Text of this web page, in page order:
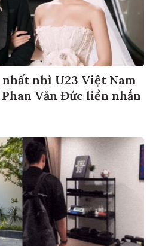
nhì U23 Việt Nam
Văn Đức liền nhắn